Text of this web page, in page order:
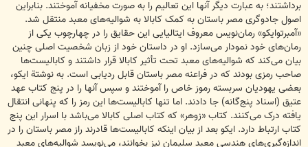
برداشتند؛ به عبارت دیگر آنها این تعالیم را به صورت مخفیانه آموختند. بنابراین
اصول جادوگری مصر باستان به کمک کابالا به شوالیه‌های معبد منتقل شد.
«آمبرتوایکو» رمان‌نویس معروف ایتالیایی این حقایق را در چهارچوب یکی از
رمان‌های خود نمودار می‌سازد. او در داستان خود از زبان شخصیت اصلی چنین
بیان می‌کند که شوالیه‌های معبد تحت تأثیر کابالا قرار داشتند و کابالیست‌ها
صاحب رمزی بودند که در فراعنه مصر باستان قابل ردیابی است. به نوشتة ایکو،
بعضی یهودیان سربسته رموز خاص را آموختند و سپس آنها را در پنج کتاب عهد
عتیق (اسناد پنج‌گانه) جا دادند. اما تنها کابالیست‌ها این رمز را که پنهانی انتقال
یافته درک می‌کنند. کتاب «زوهر» که کتاب اصلی کابالا می‌باشد با اسرار این پنج
کتاب ارتباط دارد. ایکو بعد از بیان اینکه کابالیست‌ها قادرند راز مصر باستان را در
اندازه‌گیری‌های هندسی معبد سلیمان نیز بخوانند، می‌نویسد شوالیه‌های معبد